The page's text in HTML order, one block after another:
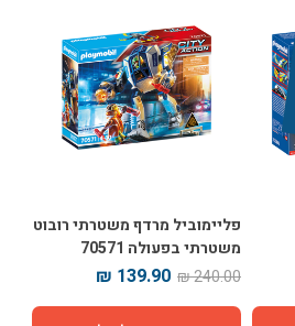
פליימוביל מרדף משטרתי רובוט
משטרתי בפעולה 70571
240.00 ₪
139.90 ₪